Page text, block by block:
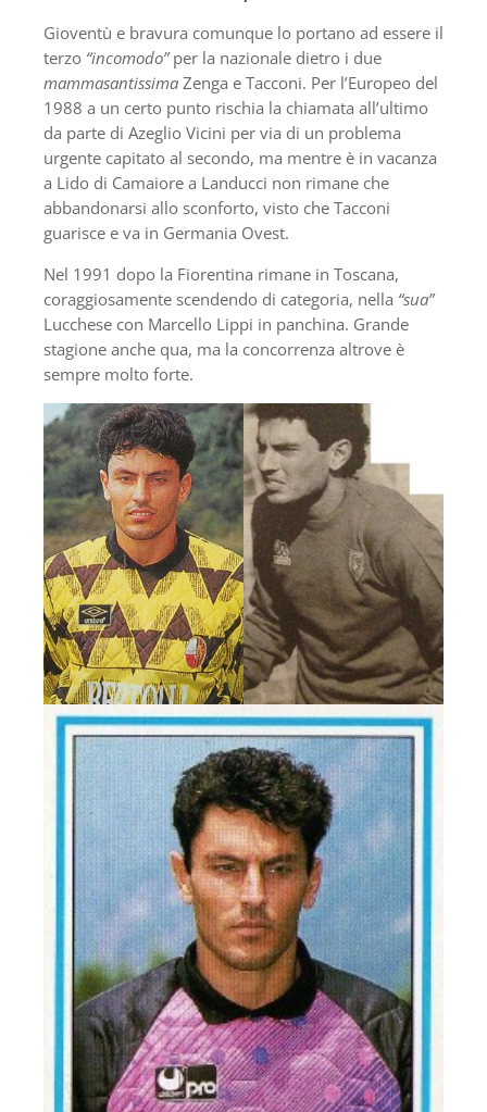
Gioventù e bravura comunque lo portano ad essere il
terzo “incomodo”per la nazionale dietro i due
mammasantissima Zenga e Tacconi. Per l’Europeo del
1988 a un certo punto rischia la chiamata all’ultimo
da parte di Azeglio Vicini per via di un problema
urgente capitato al secondo, ma mentre è in vacanza
a Lido di Camaiore a Landucci non rimane che
abbandonarsi allo sconforto, visto che Tacconi
guarisce e va in Germania Ovest.
Nel 1991 dopo la Fiorentina rimane in Toscana,
coraggiosamente scendendo di categoria, nella “sua”
Lucchese con Marcello Lippi in panchina. Grande
stagione anche qua, ma la concorrenza altrove è
sempre molto forte.